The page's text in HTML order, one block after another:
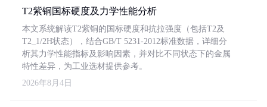
T2紫铜国标硬度及力学性能分析
本文系统解读T2紫铜的国标硬度和抗拉强度（包括T2及
T2_1/2H状态），结合GB/T 5231-2012标准数据，详细分
析其力学性能指标及影响因素，并对比不同状态下的金属
特性差异，为工业选材提供参考。
2026年8月4日